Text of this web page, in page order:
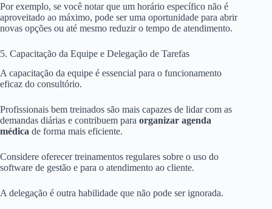
Por exemplo, se você notar que um horário específico não é
aproveitado ao máximo, pode ser uma oportunidade para abrir
novas opções ou até mesmo reduzir o tempo de atendimento.
5. Capacitação da Equipe e Delegação de Tarefas
A capacitação da equipe é essencial para o funcionamento
eficaz do consultório.
Profissionais bem treinados são mais capazes de lidar com as
demandas diárias e contribuem para organizar agenda
médica de forma mais eficiente.
Considere oferecer treinamentos regulares sobre o uso do
software de gestão e para o atendimento ao cliente.
A delegação é outra habilidade que não pode ser ignorada.